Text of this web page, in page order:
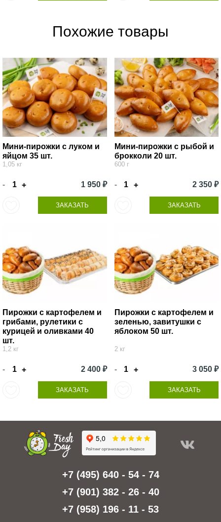
Похожие товары
Мини-пирожки с луком и
яйцом 35 шт.
1,05 кг
- + 1 950 ₽
ЗАКАЗАТЬ
Мини-пирожки с рыбой и
брокколи 20 шт.
600 г
- + 2 350 ₽
ЗАКАЗАТЬ
Пирожки с картофелем и
грибами, рулетики с
курицей и оливками 40
шт.
1,2 кг
- + 2 400 ₽
ЗАКАЗАТЬ
Пирожки с картофелем и
зеленью, завитушки с
яблоком 50 шт.
2 кг
- + 3 050 ₽
ЗАКАЗАТЬ
+7 (495) 640 - 54 - 74
+7 (901) 382 - 26 - 40
+7 (958) 196 - 11 - 53